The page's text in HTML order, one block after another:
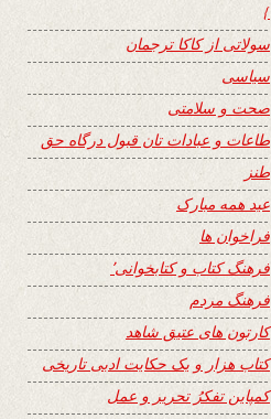
}
سولاتی از کاکا ترجمان
سیاسی
صحت و سلامتی
طاعات و عبادات تان قبول درگاه حق
طنز
عید همه مبارک
فراخوان ها
فرهنگ کتاب و کتابخوانی٬
فرهنگ مردم
کارتون های عتیق شاهد
کتاب هزار و یک حکایت ادبی تاریخی
کمپاین تفکرُ تحریر و عمل